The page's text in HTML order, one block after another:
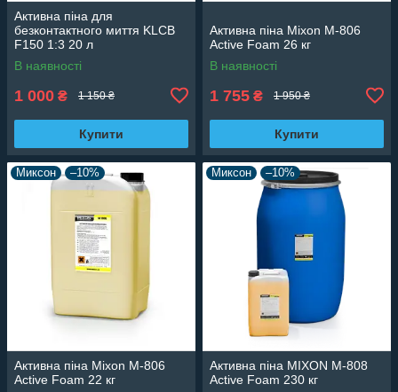
Активна піна для
безконтактного миття KLCB
F150 1:3 20 л
В наявності
1 000 ₴ 1 150 ₴
Купити
Активна піна Mixon M-806
Active Foam 26 кг
В наявності
1 755 ₴ 1 950 ₴
Купити
Миксон –10%
Активна піна Mixon M-806
Active Foam 22 кг
Миксон –10%
Активна піна MIXON M-808
Active Foam 230 кг